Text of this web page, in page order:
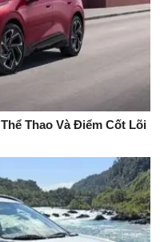
Thao Và Điểm Cốt Lõi